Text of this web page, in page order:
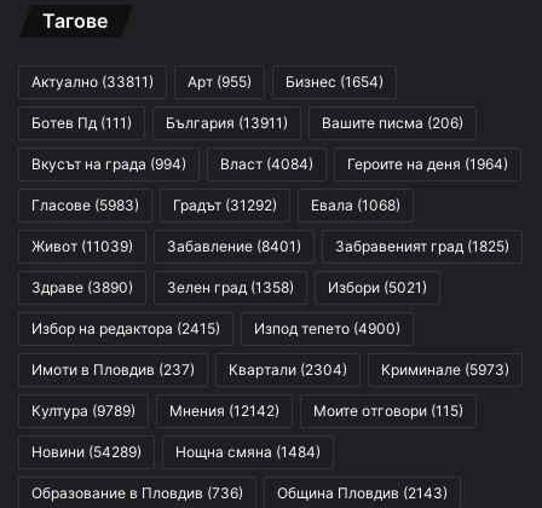
Тагове
Актуално (33811) Арт (955) Бизнес (1654)
Ботев Пд (111) България (13911) Вашите писма (206)
Вкусът на града (994) Власт (4084) Героите на деня (1964)
Гласове (5983) Градът (31292) Евала (1068)
Живот (11039) Забавление (8401) Забравеният град (1825)
Здраве (3890) Зелен град (1358) Избори (5021)
Избор на редактора (2415) Изпод тепето (4900)
Имоти в Пловдив (237) Квартали (2304) Криминале (5973)
Култура (9789) Мнения (12142) Моите отговори (115)
Новини (54289) Нощна смяна (1484)
Образование в Пловдив (736) Община Пловдив (2143)